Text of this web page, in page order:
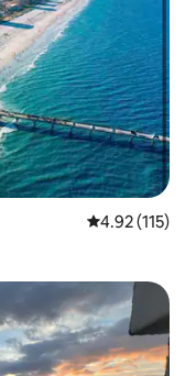
Calificación
4.92 (115)